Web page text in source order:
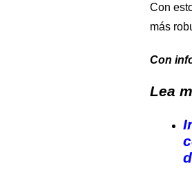
Con
más
Con
Lea